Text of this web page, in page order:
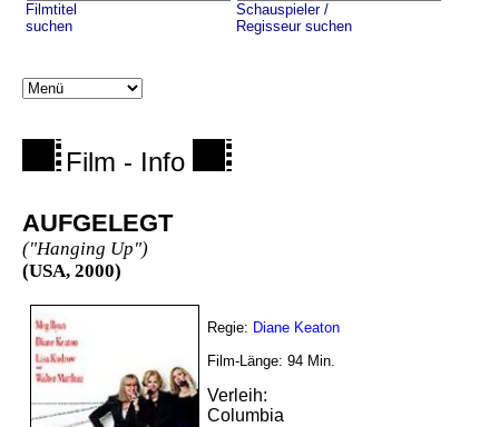
Filmtitel
suchen
Schauspieler /
Regisseur suchen
Film - Info
AUFGELEGT
("Hanging Up")
(USA, 2000)
Regie: Diane Keaton
Film-Länge: 94 Min.
Verleih:
Columbia